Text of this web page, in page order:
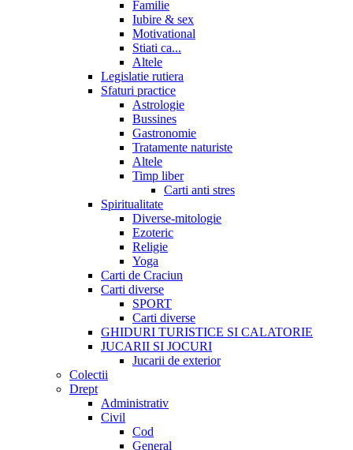
Familie
Iubire & sex
Motivational
Stiati ca...
Altele
Legislatie rutiera
Sfaturi practice
Astrologie
Bussines
Gastronomie
Tratamente naturiste
Altele
Timp liber
Carti anti stres
Spiritualitate
Diverse-mitologie
Ezoteric
Religie
Yoga
Carti de Craciun
Carti diverse
SPORT
Carti diverse
GHIDURI TURISTICE SI CALATORIE
JUCARII SI JOCURI
Jucarii de exterior
Colectii
Drept
Administrativ
Civil
Cod
General